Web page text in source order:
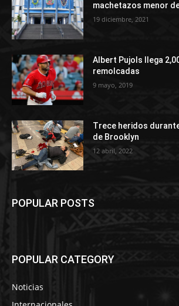
machetazos menor
19 diciembre, 2021
Albert Pujols llega
remolcadas
9 mayo, 2019
Trece heridos
de Brooklyn
12 abril, 2022
POPULAR POSTS
POPULAR CATEGORY
Noticias